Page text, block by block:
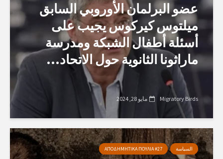
عضو البرلمان الأوروبي السابق
ميلتوس كيركوس يجيب على
أسئلة أطفال الشبكة ومدرسة
ماراثونا الثانوية حول الاتحاد...
Migratory Birds مايو 28, 2024
السياسة ΑΠΟΔΗΜΗΤΙΚΑ ΠΟΥΛΙΑ #27